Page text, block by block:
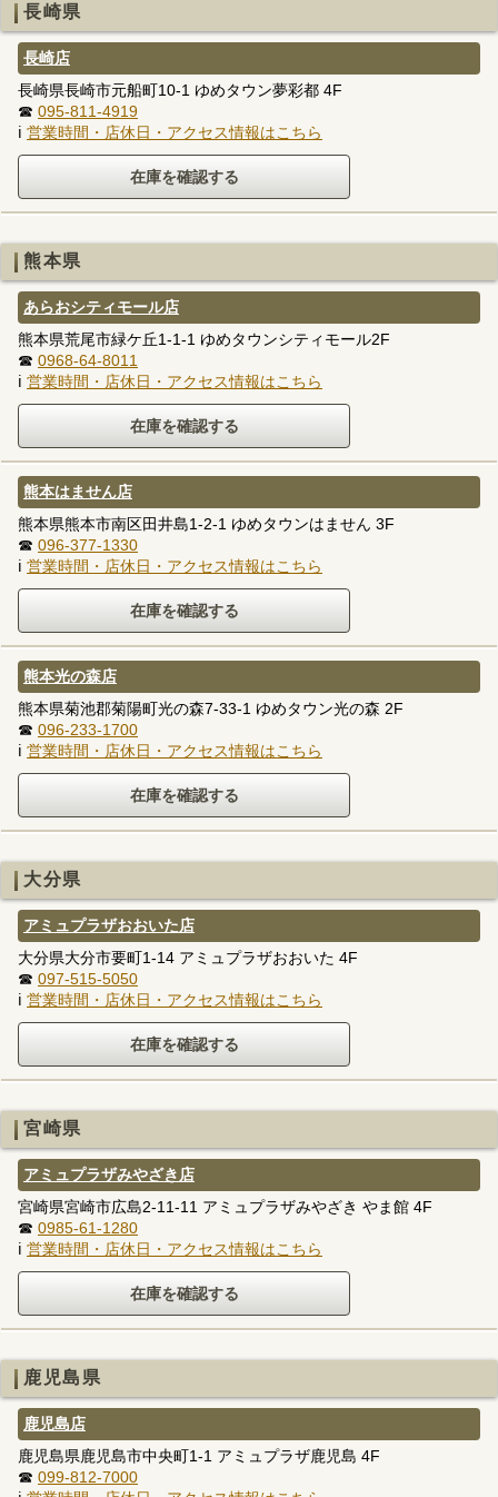
長崎県
長崎店
長崎県長崎市元船町10-1 ゆめタウン夢彩都 4F
☎ 095-811-4919
ℹ 営業時間・店休日・アクセス情報はこちら
熊本県
あらおシティモール店
熊本県荒尾市緑ケ丘1-1-1 ゆめタウンシティモール2F
☎ 0968-64-8011
ℹ 営業時間・店休日・アクセス情報はこちら
熊本はません店
熊本県熊本市南区田井島1-2-1 ゆめタウンはません 3F
☎ 096-377-1330
ℹ 営業時間・店休日・アクセス情報はこちら
熊本光の森店
熊本県菊池郡菊陽町光の森7-33-1 ゆめタウン光の森 2F
☎ 096-233-1700
ℹ 営業時間・店休日・アクセス情報はこちら
大分県
アミュプラザおおいた店
大分県大分市要町1-14 アミュプラザおおいた 4F
☎ 097-515-5050
ℹ 営業時間・店休日・アクセス情報はこちら
宮崎県
アミュプラザみやざき店
宮崎県宮崎市広島2-11-11 アミュプラザみやざき やま館 4F
☎ 0985-61-1280
ℹ 営業時間・店休日・アクセス情報はこちら
鹿児島県
鹿児島店
鹿児島県鹿児島市中央町1-1 アミュプラザ鹿児島 4F
☎ 099-812-7000